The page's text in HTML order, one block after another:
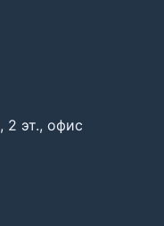
2 эт., офис